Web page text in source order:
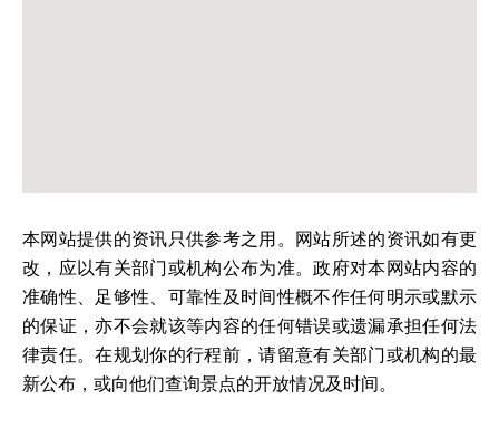
本网站提供的资讯只供参考之用。网站所述的资讯如有更
改，应以有关部门或机构公布为准。政府对本网站内容的
准确性、足够性、可靠性及时间性概不作任何明示或默示
的保证，亦不会就该等内容的任何错误或遗漏承担任何法
律责任。在规划你的行程前，请留意有关部门或机构的最
新公布，或向他们查询景点的开放情况及时间。